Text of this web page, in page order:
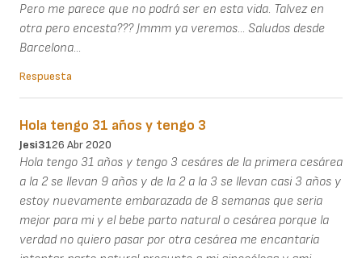
Pero me parece que no podrá ser en esta vida. Talvez en
otra pero encesta??? Jmmm ya veremos... Saludos desde
Barcelona...
Respuesta
Hola tengo 31 años y tengo 3
Jesi3126 Abr 2020
Hola tengo 31 años y tengo 3 cesáres de la primera cesárea
a la 2 se llevan 9 años y de la 2 a la 3 se llevan casi 3 años y
estoy nuevamente embarazada de 8 semanas que seria
mejor para mi y el bebe parto natural o cesárea porque la
verdad no quiero pasar por otra cesárea me encantaría